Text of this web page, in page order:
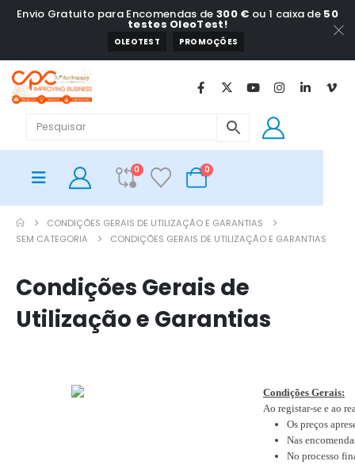
Envio Gratuito para Encomendas de 300 € ou 1 caixa de 50
testes OleoTest!
OLEOTEST PROMOÇÕES
0 0
CONDIÇÕES GERAIS DE UTILIZAÇÃO E GARANTIAS
SEM CATEGORIA
CONDIÇÕES GERAIS DE UTILIZAÇÃO E GARANTIAS
Condições Gerais de
Utilização e Garantias
Condições Gerais:
Ao registar-se e ao
Os preços
Nas
No processo